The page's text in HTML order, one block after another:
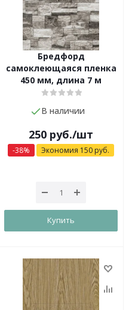
Бредфорд
самоклеющаяся пленка
450 мм, длина 7 м
В наличии
250 руб./шт
-38% Экономия 150 руб.
Купить